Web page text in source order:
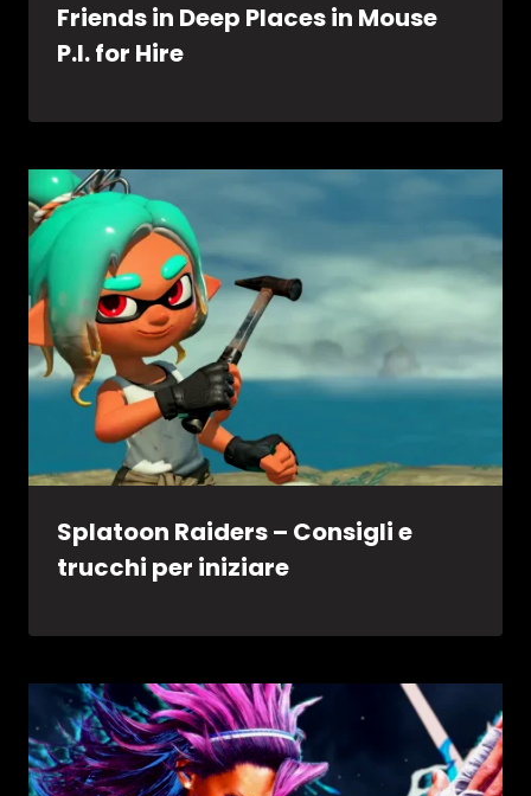
Friends in Deep Places in Mouse
P.I. for Hire
Splatoon Raiders – Consigli e
trucchi per iniziare